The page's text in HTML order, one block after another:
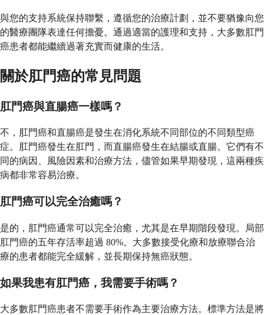
與您的支持系統保持聯繫，遵循您的治療計劃，並不要猶豫向您
的醫療團隊表達任何擔憂。通過適當的護理和支持，大多數肛門
癌患者都能繼續過著充實而健康的生活。
關於肛門癌的常見問題
肛門癌與直腸癌一樣嗎？
不，肛門癌和直腸癌是發生在消化系統不同部位的不同類型癌
症。肛門癌發生在肛門，而直腸癌發生在結腸或直腸。它們有不
同的病因、風險因素和治療方法，儘管如果早期發現，這兩種疾
病都非常容易治療。
肛門癌可以完全治癒嗎？
是的，肛門癌通常可以完全治癒，尤其是在早期階段發現。局部
肛門癌的五年存活率超過 80%。大多數接受化療和放療聯合治
療的患者都能完全緩解，並長期保持無癌狀態。
如果我患有肛門癌，我需要手術嗎？
大多數肛門癌患者不需要手術作為主要治療方法。標準方法是將